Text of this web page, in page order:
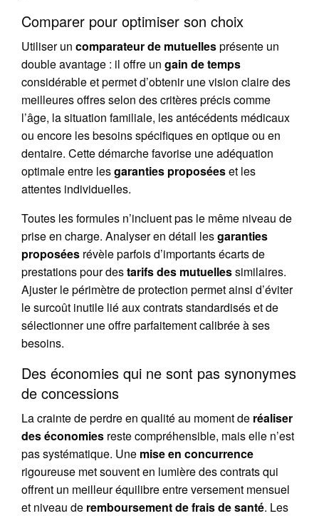
Comparer pour optimiser son choix
Utiliser un comparateur de mutuellesprésente un
double avantage : il offre un gain de temps
considérable et permet d’obtenir une vision claire des
meilleures offres selon des critères précis comme
l’âge, la situation familiale, les antécédents médicaux
ou encore les besoins spécifiques en optique ou en
dentaire. Cette démarche favorise une adéquation
optimale entre lesgaranties proposéeset les
attentes individuelles.
Toutes les formules n’incluent pas le même niveau de
prise en charge. Analyser en détail lesgaranties
proposées révèle parfois d’importants écarts de
prestations pour destarifs des mutuellessimilaires.
Ajuster le périmètre de protection permet ainsi d’éviter
le surcoût inutile lié aux contrats standardisés et de
sélectionner une offre parfaitement calibrée à ses
besoins.
Des économies qui ne sont pas synonymes
de concessions
La crainte de perdre en qualité au moment de réaliser
des économies reste compréhensible, mais elle n’est
pas systématique. Une mise en concurrence
rigoureuse met souvent en lumière des contrats qui
offrent un meilleur équilibre entre versement mensuel
et niveau de remboursement de frais de santé. Les